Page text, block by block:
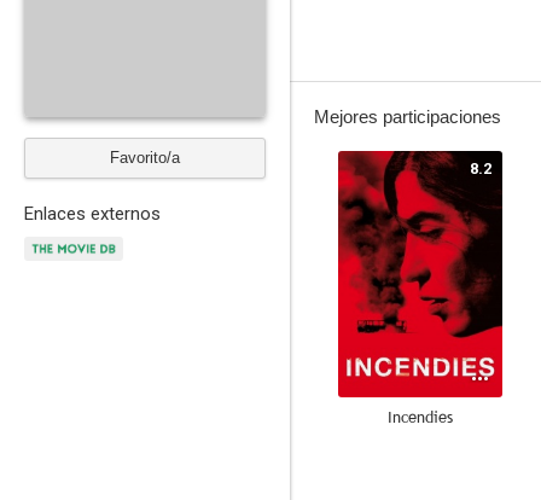
Favorito/a
Enlaces externos
Mejores participaciones
8.2
Incendies